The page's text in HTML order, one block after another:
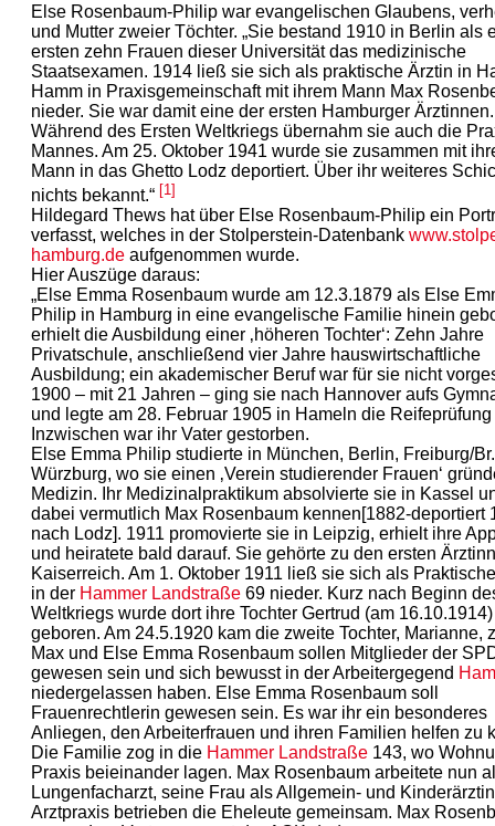
Else Rosenbaum-Philip war evangelischen Glaubens,
und Mutter zweier Töchter. „Sie bestand 1910 in Berlin als
ersten zehn Frauen dieser Universität das medizinische
Staatsexamen. 1914 ließ sie sich als praktische Ärztin in
Hamm in Praxisgemeinschaft mit ihrem Mann Max
nieder. Sie war damit eine der ersten Hamburger Ärztinnen.
Während des Ersten Weltkriegs übernahm sie auch die
Mannes. Am 25. Oktober 1941 wurde sie zusammen mit
Mann in das Ghetto Lodz deportiert. Über ihr weiteres
nichts bekannt.“ [1]
Hildegard Thews hat über Else Rosenbaum-Philip ein
verfasst, welches in der Stolperstein-Datenbank
hamburg.de aufgenommen wurde.
Hier Auszüge daraus:
„Else Emma Rosenbaum wurde am 12.3.1879 als Else
Philip in Hamburg in eine evangelische Familie hinein
erhielt die Ausbildung einer ‚höheren Tochter‘: Zehn Jahre
Privatschule, anschließend vier Jahre hauswirtschaftliche
Ausbildung; ein akademischer Beruf war für sie nicht
1900 – mit 21 Jahren – ging sie nach Hannover aufs
und legte am 28. Februar 1905 in Hameln die Reifeprüfung
Inzwischen war ihr Vater gestorben.
Else Emma Philip studierte in München, Berlin, Freiburg/
Würzburg, wo sie einen ‚Verein studierender Frauen‘
Medizin. Ihr Medizinalpraktikum absolvierte sie in Kassel
dabei vermutlich Max Rosenbaum kennen[1882-deportiert
nach Lodz]. 1911 promovierte sie in Leipzig, erhielt ihre
und heiratete bald darauf. Sie gehörte zu den ersten
Kaiserreich. Am 1. Oktober 1911 ließ sie sich als
in der Hammer Landstraße 69 nieder. Kurz nach Beginn
Weltkriegs wurde dort ihre Tochter Gertrud (am 16.10.1914)
geboren. Am 24.5.1920 kam die zweite Tochter, Marianne,
Max und Else Emma Rosenbaum sollen Mitglieder der
gewesen sein und sich bewusst in der Arbeitergegend
niedergelassen haben. Else Emma Rosenbaum soll
Frauenrechtlerin gewesen sein. Es war ihr ein besonderes
Anliegen, den Arbeiterfrauen und ihren Familien helfen zu
Die Familie zog in die Hammer Landstraße 143, wo
Praxis beieinander lagen. Max Rosenbaum arbeitete nun
Lungenfacharzt, seine Frau als Allgemein- und
Arztpraxis betrieben die Eheleute gemeinsam. Max